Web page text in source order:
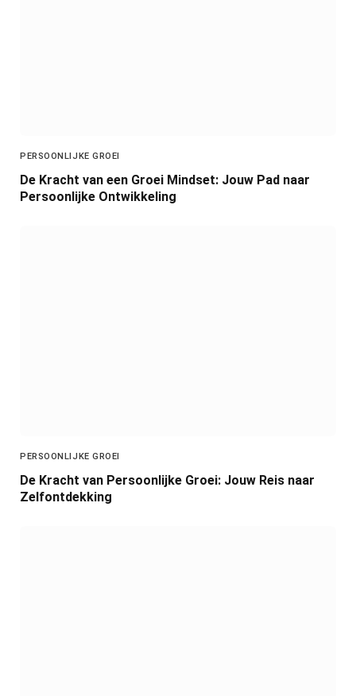
PERSOONLIJKE GROEI
De Kracht van een Groei Mindset: Jouw Pad naar
Persoonlijke Ontwikkeling
PERSOONLIJKE GROEI
De Kracht van Persoonlijke Groei: Jouw Reis naar
Zelfontdekking